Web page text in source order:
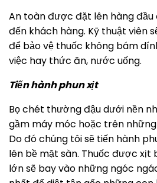
An toàn được đặt lên hàng đầu
đến khách hàng. Kỹ thuật viên
để bảo vệ thuốc không bám
việc hay thức ăn, nước uống.
Tiến hành phun xịt
Bọ chét thường đậu dưới nền
gầm máy móc hoặc trên
Do đó chúng tôi sẽ tiến hành
lên bề mặt sàn. Thuốc được xịt
lớn sẽ bay vào những ngóc